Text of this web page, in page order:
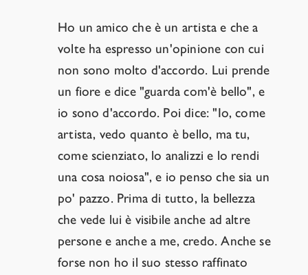
Ho un amico che è un artista e che a
volte ha espresso un'opinione con cui
non sono molto d'accordo. Lui prende
un fiore e dice "guarda com'è bello", e
io sono d'accordo. Poi dice: "Io, come
artista, vedo quanto è bello, ma tu,
come scienziato, lo analizzi e lo rendi
una cosa noiosa", e io penso che sia un
po' pazzo. Prima di tutto, la bellezza
che vede lui è visibile anche ad altre
persone e anche a me, credo. Anche se
forse non ho il suo stesso raffinato